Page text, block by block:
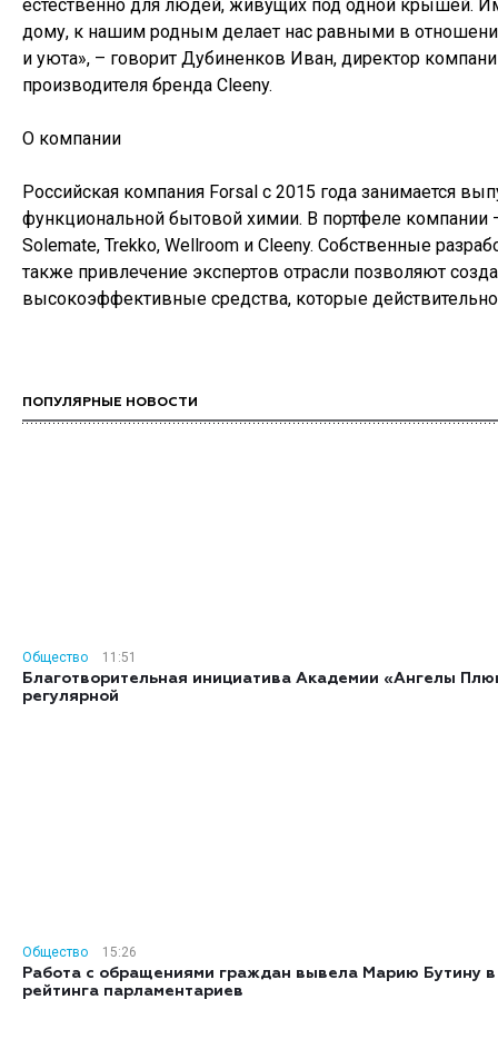
естественно для людей, живущих под одной крышей.
дому, к нашим родным делает нас равными в
и уюта», – говорит Дубиненков Иван, директор
производителя бренда Cleeny.
О компании
Российская компания Forsal с 2015 года занимается
функциональной бытовой химии. В портфеле компании
Solemate, Trekko, Wellroom и Cleeny. Собственные
также привлечение экспертов отрасли позволяют
высокоэффективные средства, которые
ПОПУЛЯРНЫЕ НОВОСТИ
Общество
11:51
Благотворительная инициатива Академии «Ангелы
регулярной
Общество
15:26
Работа с обращениями граждан вывела Марию Бутину
рейтинга парламентариев